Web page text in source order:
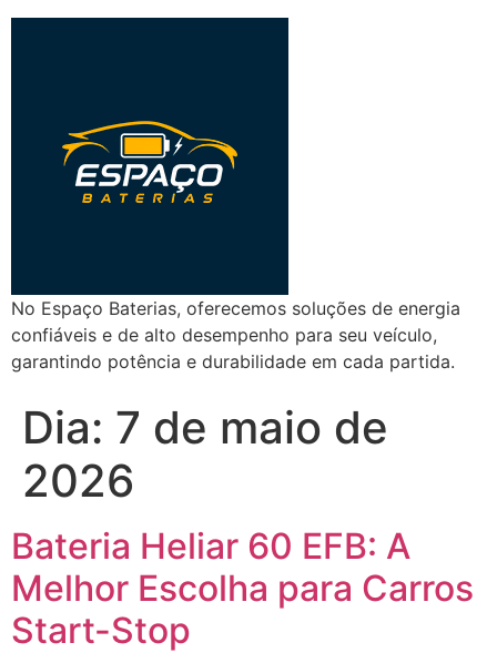
No Espaço Baterias, oferecemos soluções de energia
confiáveis e de alto desempenho para seu veículo,
garantindo potência e durabilidade em cada partida.
Dia: 7 de maio de
2026
Bateria Heliar 60 EFB: A
Melhor Escolha para Carros
Start-Stop